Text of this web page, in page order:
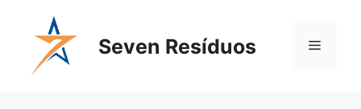
Seven Resíduos